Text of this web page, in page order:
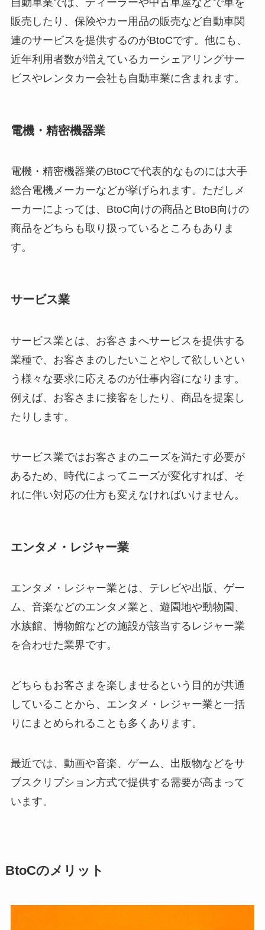
販売したり、保険やカー用品の販売など自動車関
連のサービスを提供するのがBtoCです。他にも、
近年利用者数が増えているカーシェアリングサー
ビスやレンタカー会社も自動車業に含まれます。
電機・精密機器業
電機・精密機器業のBtoCで代表的なものには大手
総合電機メーカーなどが挙げられます。ただしメ
ーカーによっては、BtoC向けの商品とBtoB向けの
商品をどちらも取り扱っているところもありま
す。
サービス業
サービス業とは、お客さまへサービスを提供する
業種で、お客さまのしたいことやして欲しいとい
う様々な要求に応えるのが仕事内容になります。
例えば、お客さまに接客をしたり、商品を提案し
たりします。
サービス業ではお客さまのニーズを満たす必要が
あるため、時代によってニーズが変化すれば、そ
れに伴い対応の仕方も変えなければいけません。
エンタメ・レジャー業
エンタメ・レジャー業とは、テレビや出版、ゲー
ム、音楽などのエンタメ業と、遊園地や動物園、
水族館、博物館などの施設が該当するレジャー業
を合わせた業界です。
どちらもお客さまを楽しませるという目的が共通
していることから、エンタメ・レジャー業と一括
りにまとめられることも多くあります。
最近では、動画や音楽、ゲーム、出版物などをサ
ブスクリプション方式で提供する需要が高まって
います。
BtoCのメリット